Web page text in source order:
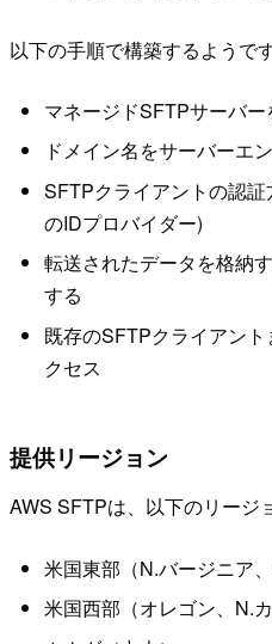
以下の手順で構築するようです
マネージドSFTPサーバー
ドメイン名をサーバーエ
SFTPクライアントの認
のIDプロバイダー)
転送されたデータを格納
する
既存のSFTPクライアン
クセス
提供リージョン
AWS SFTPは、以下のリージ
米国東部（N.バージニア、
米国西部（オレゴン、N.